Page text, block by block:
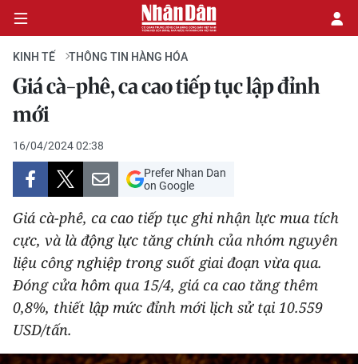
CHÍNH TRỊ
KINH TẾ
VĂN HÓA
XÃ HỘI
PHÁP LUẬT
DU LỊCH
THẾ GIỚI
KINH TẾ THÔNG TIN HÀNG HÓA
Giá cà-phê, ca cao tiếp tục lập đỉnh
mới
16/04/2024 02:38
Prefer Nhan Dan
on Google
Giá cà-phê, ca cao tiếp tục ghi nhận lực mua tích
cực, và là động lực tăng chính của nhóm nguyên
liệu công nghiệp trong suốt giai đoạn vừa qua.
Đóng cửa hôm qua 15/4, giá ca cao tăng thêm
0,8%, thiết lập mức đỉnh mới lịch sử tại 10.559
USD/tấn.